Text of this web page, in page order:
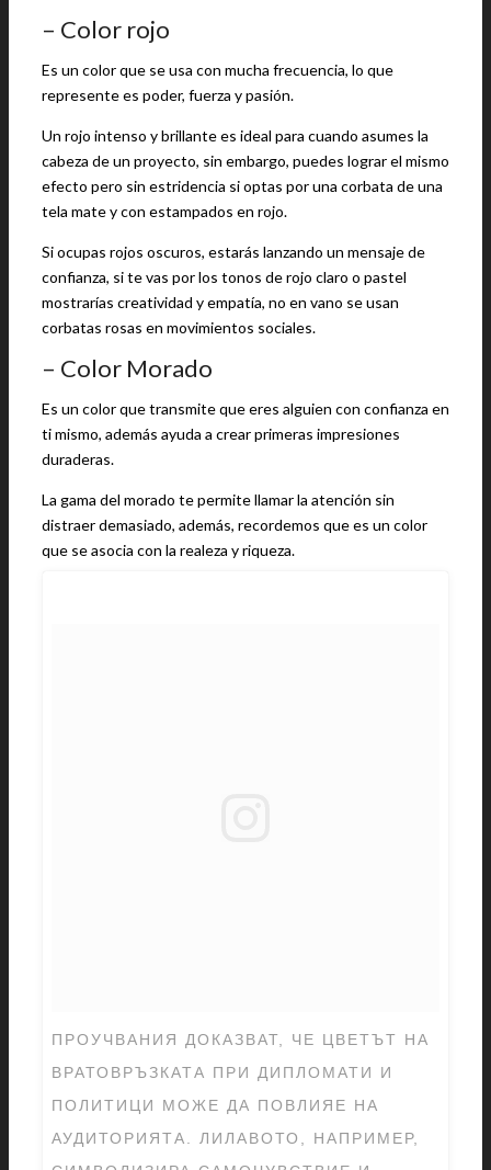
– Color rojo
Es un color que se usa con mucha frecuencia, lo que
represente es poder, fuerza y pasión.
Un rojo intenso y brillante es ideal para cuando asumes la
cabeza de un proyecto, sin embargo, puedes lograr el mismo
efecto pero sin estridencia si optas por una corbata de una
tela mate y con estampados en rojo.
Si ocupas rojos oscuros, estarás lanzando un mensaje de
confianza, si te vas por los tonos de rojo claro o pastel
mostrarías creatividad y empatía, no en vano se usan
corbatas rosas en movimientos sociales.
– Color Morado
Es un color que transmite que eres alguien con confianza en
ti mismo, además ayuda a crear primeras impresiones
duraderas.
La gama del morado te permite llamar la atención sin
distraer demasiado, además, recordemos que es un color
que se asocia con la realeza y riqueza.
ПРОУЧВАНИЯ ДОКАЗВАТ, ЧЕ ЦВЕТЪТ НА
ВРАТОВРЪЗКАТА ПРИ ДИПЛОМАТИ И
ПОЛИТИЦИ МОЖЕ ДА ПОВЛИЯЕ НА
АУДИТОРИЯТА. ЛИЛАВОТО, НАПРИМЕР,